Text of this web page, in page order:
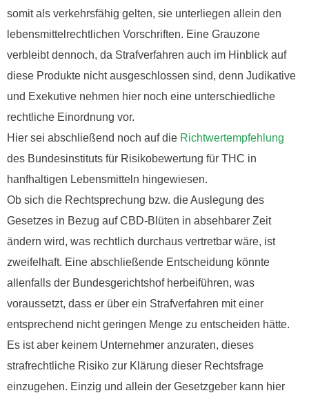
somit als verkehrsfähig gelten, sie unterliegen allein den
lebensmittelrechtlichen Vorschriften. Eine Grauzone
verbleibt dennoch, da Strafverfahren auch im Hinblick auf
diese Produkte nicht ausgeschlossen sind, denn Judikative
und Exekutive nehmen hier noch eine unterschiedliche
rechtliche Einordnung vor.
Hier sei abschließend noch auf die Richtwertempfehlung
des Bundesinstituts für Risikobewertung für THC in
hanfhaltigen Lebensmitteln hingewiesen.
Ob sich die Rechtsprechung bzw. die Auslegung des
Gesetzes in Bezug auf CBD-Blüten in absehbarer Zeit
ändern wird, was rechtlich durchaus vertretbar wäre, ist
zweifelhaft. Eine abschließende Entscheidung könnte
allenfalls der Bundesgerichtshof herbeiführen, was
voraussetzt, dass er über ein Strafverfahren mit einer
entsprechend nicht geringen Menge zu entscheiden hätte.
Es ist aber keinem Unternehmer anzuraten, dieses
strafrechtliche Risiko zur Klärung dieser Rechtsfrage
einzugehen. Einzig und allein der Gesetzgeber kann hier